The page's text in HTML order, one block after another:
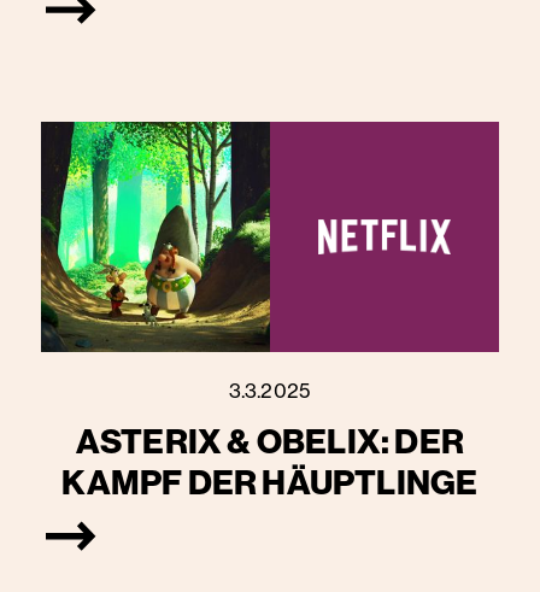
3.3.2025
ASTERIX & OBELIX: DER
KAMPF DER HÄUPTLINGE